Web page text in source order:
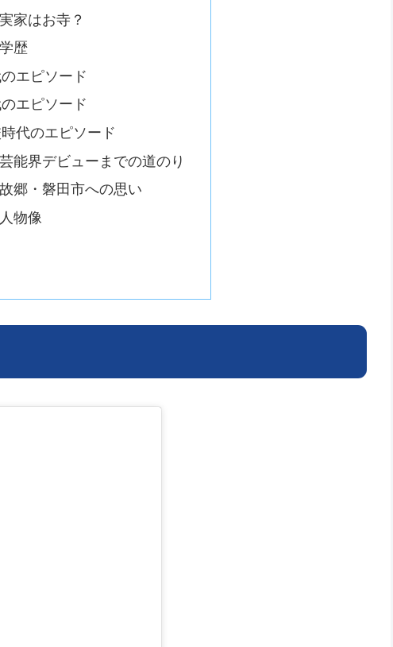
家はお寺？
歴
エピソード
エピソード
代のエピソード
能界デビューまでの道のり
郷・磐田市への思い
物像